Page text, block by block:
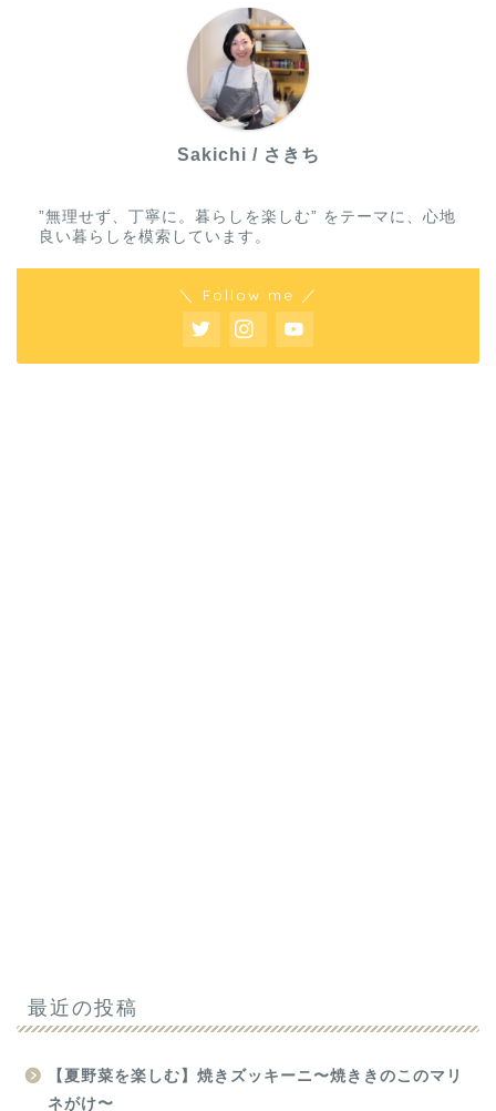
Sakichi / さきち
”無理せず、丁寧に。暮らしを楽しむ” をテーマに、心地
良い暮らしを模索しています。
＼ Follow me ／
最近の投稿
【夏野菜を楽しむ】焼きズッキーニ〜焼ききのこのマリ
ネがけ〜